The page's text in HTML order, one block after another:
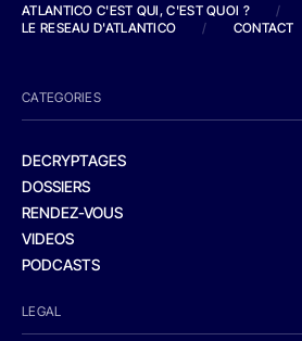
ATLANTICO C'EST QUI, C'EST QUOI ?
/
LE RESEAU D'ATLANTICO
/ CONTACT
CATEGORIES
DECRYPTAGES
DOSSIERS
RENDEZ-VOUS
VIDEOS
PODCASTS
LEGAL